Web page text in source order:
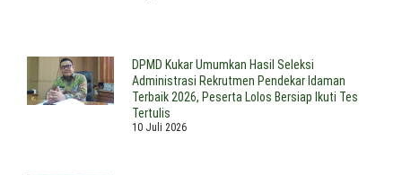
DPMD Kukar Umumkan Hasil Seleksi
Administrasi Rekrutmen Pendekar Idaman
Terbaik 2026, Peserta Lolos Bersiap Ikuti Tes
Tertulis
10 Juli 2026